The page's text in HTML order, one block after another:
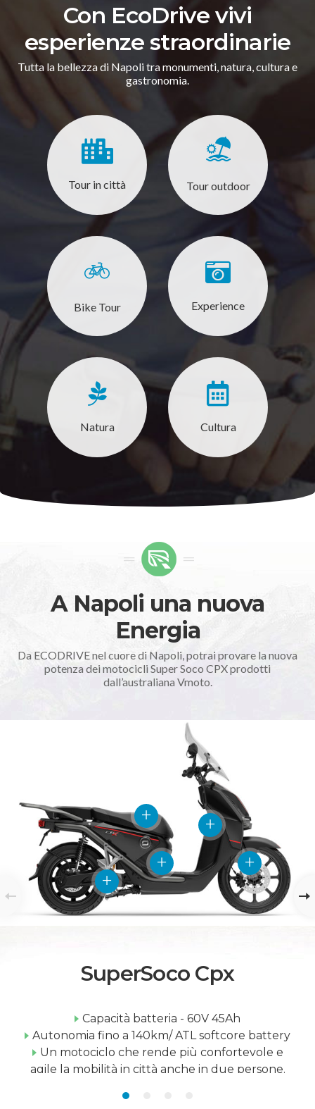
Con EcoDrive vivi
esperienze straordinarie
Tutta la bellezza di Napoli tra monumenti, natura, cultura e
gastronomia.
Tour in città Tour outdoor
Bike Tour Experience
Natura Cultura
A Napoli una nuova
Energia
Da ECODRIVE nel cuore di Napoli, potrai provare la nuova
potenza dei motocicli Super Soco CPX prodotti
dall’australiana Vmoto.
SuperSoco Cpx
Capacità batteria - 60V 45Ah
Autonomia fino a 140km/ ATL softcore battery
Un motociclo che rende più confortevole e
agile la mobilità in città anche in due persone.